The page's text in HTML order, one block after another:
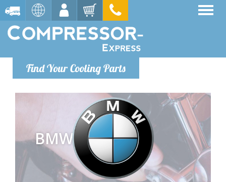
Find Your Cooling Parts
BMW